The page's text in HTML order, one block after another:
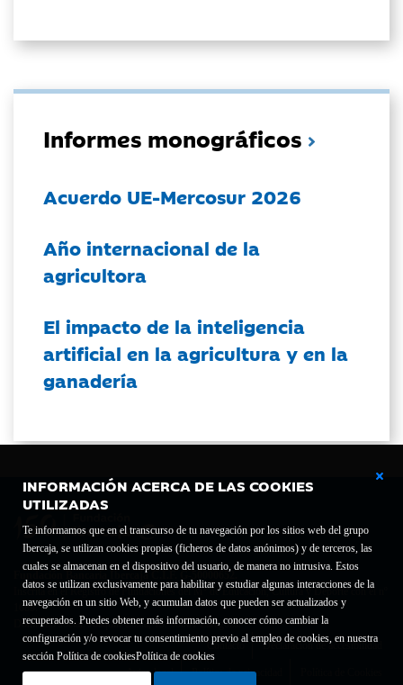
INFORMACIÓN ACERCA DE LAS COOKIES
UTILIZADAS
Te informamos que en el transcurso de tu navegación por los sitios web del grupo
Ibercaja, se utilizan cookies propias (ficheros de datos anónimos) y de terceros, las
cuales se almacenan en el dispositivo del usuario, de manera no intrusiva. Estos
datos se utilizan exclusivamente para habilitar y estudiar algunas interacciones de la
navegación en un sitio Web, y acumulan datos que pueden ser actualizados y
recuperados. Puedes obtener más información, conocer cómo cambiar la
configuración y/o revocar tu consentimiento previo al empleo de cookies, en nuestra
sección Política de cookiesPolítica de cookies
Informes monográficos
Acuerdo UE-Mercosur 2026
Año internacional de la
agricultora
El impacto de la inteligencia
artificial en la agricultura y en la
ganadería
Fundación Bancaria Ibercaja C.I.F. G-50000652.
Inscrita en el Registro de Fundaciones del Mº de Educación, Cultura y Deporte con el nº
1689.
Domicilio social: Joaquín Costa, 13. 50001 Zaragoza.
Contacto
Declaración de accesibilidad
Aviso legal Política de privacidad